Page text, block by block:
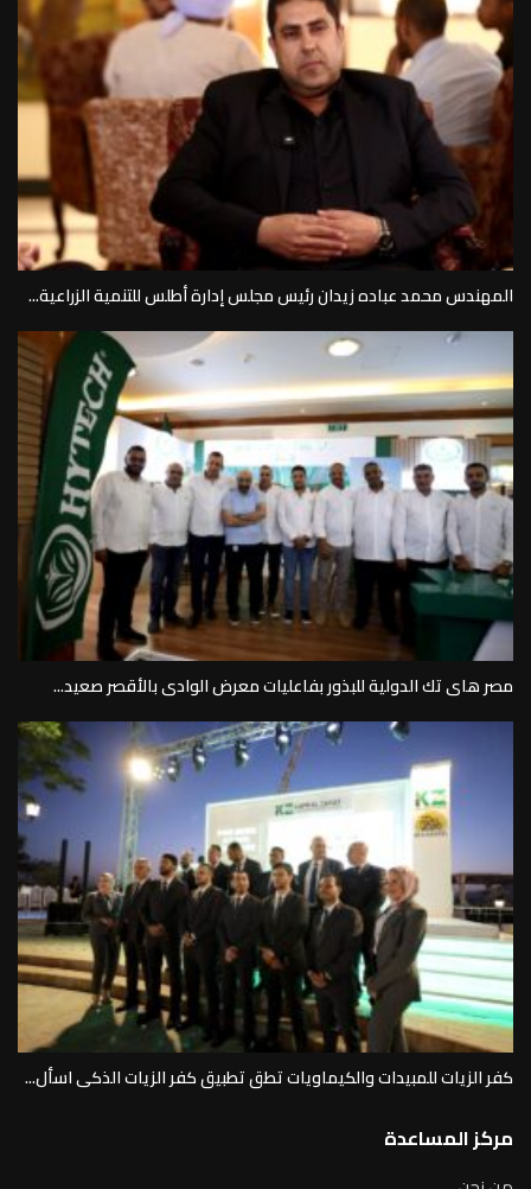
المهندس محمد عباده زيدان رئيس مجلس إدارة أطلس للتنمية الزراعية...
مصر هاى تك الدولية للبذور بفاعليات معرض الوادى بالأقصر صعيد...
كفر الزيات للمبيدات والكيماويات تطق تطبيق كفر الزيات الذكى اسأل...
مركز المساعدة